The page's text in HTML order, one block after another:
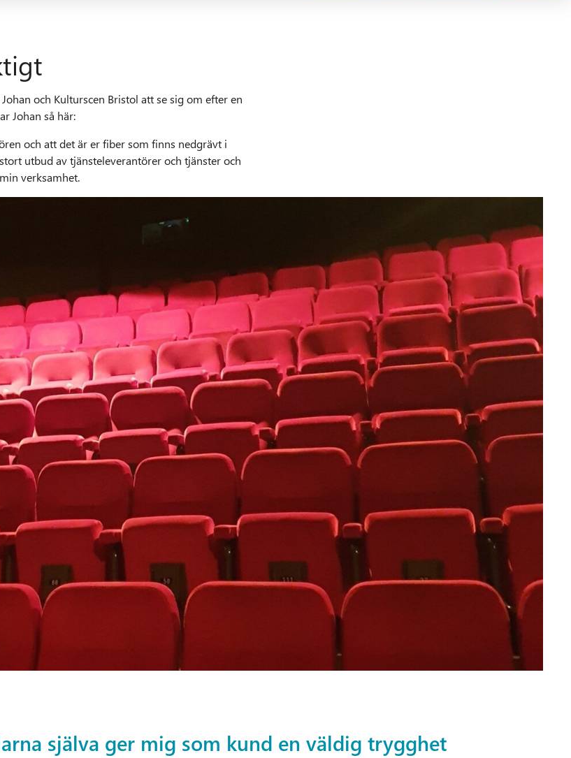
och Kulturscen Bristol att se sig om efter en
Johan så här:
och att det är er fiber som finns nedgrävt i
utbud av tjänsteleverantörer och tjänster och
verksamhet.
själva ger mig som kund en väldig trygghet